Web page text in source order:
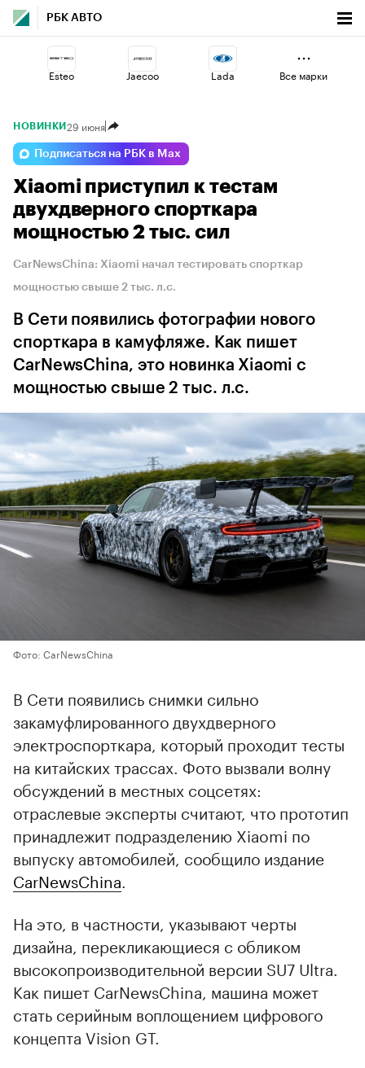
РБК АВТО
Esteo Jaecoo Lada
Haval
Omoda Changan Volga
Все марки
НОВИНКИ 29 июня
Подписаться на РБК в Max
Xiaomi приступил к тестам
двухдверного спорткара
мощностью 2 тыс. сил
CarNewsChina: Xiaomi начал тестировать спорткар
мощностью свыше 2 тыс. л.с.
В Сети появились фотографии нового
спорткара в камуфляже. Как пишет
CarNewsChina, это новинка Xiaomi с
мощностью свыше 2 тыс. л.с.
Фото: CarNewsChina
В Сети появились снимки сильно
закамуфлированного двухдверного
электроспорткара, который проходит тесты
на китайских трассах. Фото вызвали волну
обсуждений в местных соцсетях:
отраслевые эксперты считают, что прототип
принадлежит подразделению Xiaomi по
выпуску автомобилей, сообщило издание
CarNewsChina
На это, в частности, указывают черты
дизайна, перекликающиеся с обликом
высокопроизводительной версии SU7 Ultra.
Как пишет CarNewsChina, машина может
стать серийным воплощением цифрового
концепта Vision GT.